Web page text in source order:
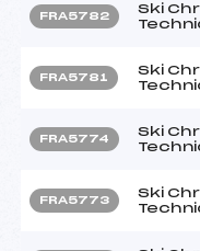
FRA5782
Ski
FRA5781
Ski
FRA5774
Ski
FRA5773
Ski